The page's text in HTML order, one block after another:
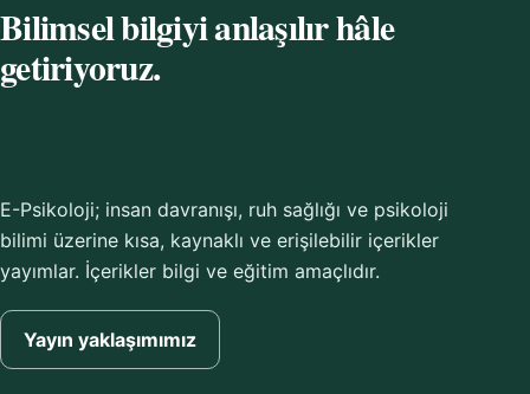
Bilimsel bilgiyi anlaşılır hâle
getiriyoruz.
E-Psikoloji; insan davranışı, ruh sağlığı ve psikoloji
bilimi üzerine kısa, kaynaklı ve erişilebilir içerikler
yayımlar. İçerikler bilgi ve eğitim amaçlıdır.
Yayın yaklaşımımız